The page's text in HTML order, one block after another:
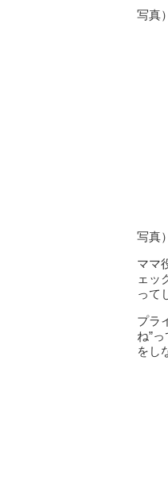
写真
写真
ママ
ェッ
って
プラ
ね”
をし